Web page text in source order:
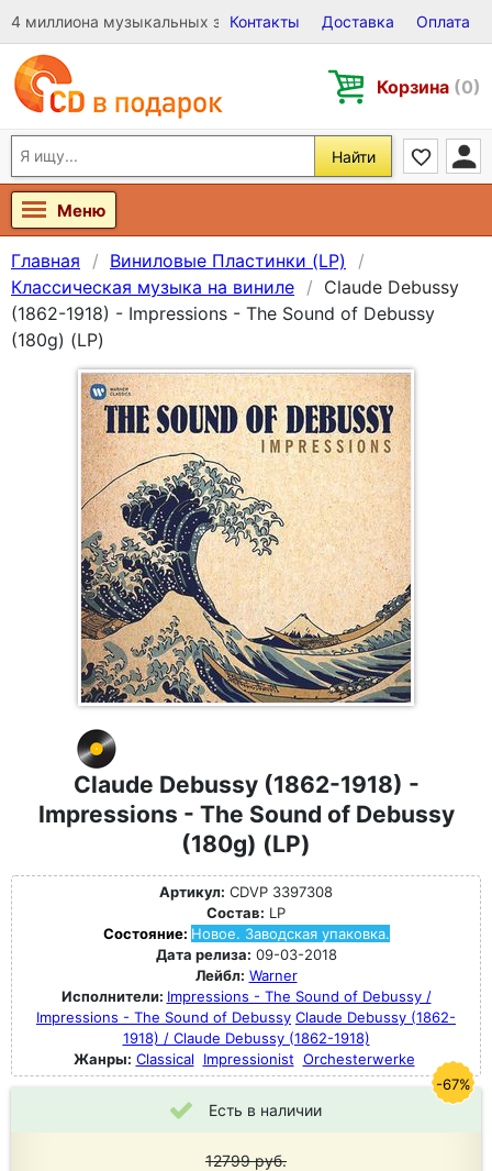
4 миллиона музыкальных записей на Виниле, CD и DVD
Контакты Доставка Оплата
Корзина (0)
Найти
Меню
Главная
Виниловые Пластинки (LP)
Классическая музыка на виниле
Claude Debussy
(1862-1918) - Impressions - The Sound of Debussy
(180g) (LP)
Claude Debussy (1862-1918) -
Impressions - The Sound of Debussy
(180g) (LP)
Артикул: CDVP 3397308
Состав: LP
Состояние: Новое. Заводская упаковка.
Дата релиза: 09-03-2018
Лейбл: Warner
Исполнители: Impressions - The Sound of Debussy /
Impressions - The Sound of Debussy Claude Debussy (1862-
1918) / Claude Debussy (1862-1918)
Жанры: Classical Impressionist Orchesterwerke
Есть в наличии
12799руб.
-67%